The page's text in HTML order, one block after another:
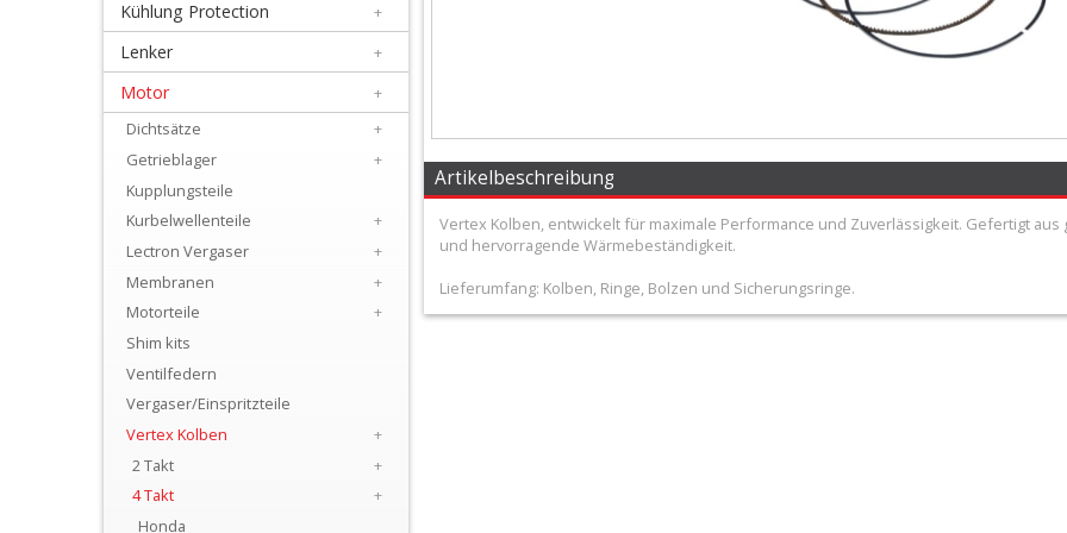
Schmierstoffe
Armaturen
Kühlung
Protection
Kühlung Protection +
Lenker +
Motor
+
Dichtsätze
+
Getrieblager
+
Kupplungsteile
Kurbelwellenteile
+
Lectron Vergaser
+
Membranen
+
Motorteile
+
Shim kits
Ventilfedern
Vergaser/Einspritzteile
Vertex Kolben
+
2 Takt
+
4 Takt
+
Honda
Artikelbeschreibung
Vertex Kolben, entwickelt für maximale Performance und Zuverlässigkeit. Gefertigt
und hervorragende Wärmebeständigkeit.
Lieferumfang: Kolben, Ringe, Bolzen und Sicherungsringe.